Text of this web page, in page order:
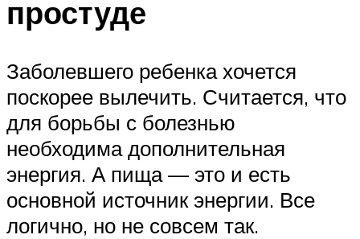
простуде
Заболевшего ребенка хочется
поскорее вылечить. Считается, что
для борьбы с болезнью
необходима дополнительная
энергия. А пища — это и есть
основной источник энергии. Все
логично, но не совсем так.